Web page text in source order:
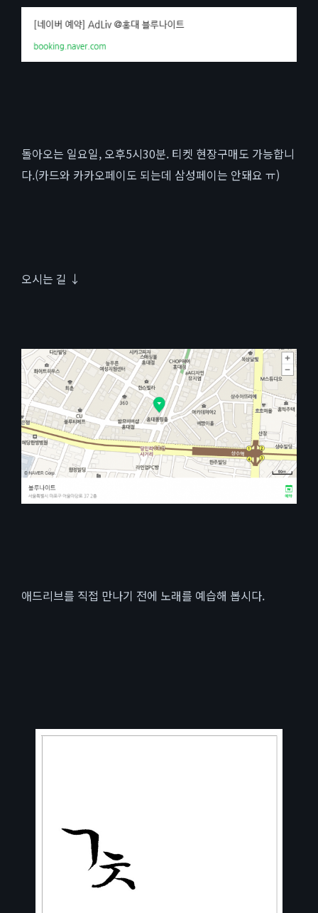
돌아오는 일요일, 오후5시30분. 티켓 현장구매도 가능합니
다.(카드와 카카오페이도 되는데 삼성페이는 안돼요 ㅠ)
​오시는 길 ↓
애드리브를 직접 만나기 전에 노래를 예습해 봅시다.